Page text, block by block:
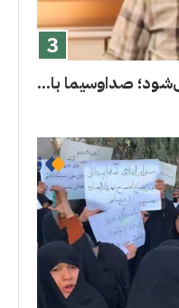
صداوسیما با...